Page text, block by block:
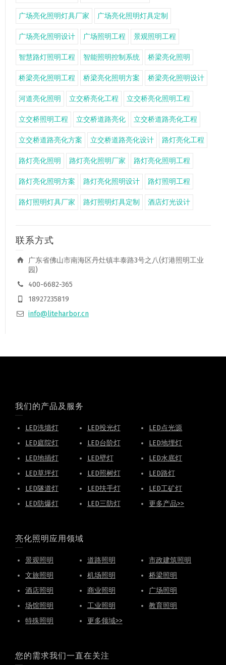
广场亮化照明灯具厂家 广场亮化照明灯具定制
广场亮化照明设计 广场照明工程 景观照明工程
智慧路灯照明工程 智能照明控制系统 桥梁亮化照明
桥梁亮化照明工程 桥梁亮化照明方案 桥梁亮化照明设计
河道亮化照明 立交桥亮化工程 立交桥亮化照明工程
立交桥照明工程 立交桥道路亮化 立交桥道路亮化工程
立交桥道路亮化方案 立交桥道路亮化设计 路灯亮化工程
路灯亮化照明 路灯亮化照明厂家 路灯亮化照明工程
路灯亮化照明方案 路灯亮化照明设计 路灯照明工程
路灯照明灯具厂家 路灯照明灯具定制 酒店灯光设计
联系方式
广东省佛山市南海区丹灶镇丰泰路3号之八(灯港照明工业
园)
400-6682-365
18927235819
info@liteharbor.cn
我们的产品及服务
LED洗墙灯 LED投光灯
LED点光源
LED庭院灯
LED台阶灯
LED地埋灯
LED地插灯
LED壁灯
LED水底灯
LED草坪灯
LED照树灯
LED路灯
LED隧道灯
LED扶手灯
LED工矿灯
LED防爆灯
LED三防灯 更多产品>>
亮化照明应用领域
景观照明 道路照明
市政建筑照明
文旅照明
机场照明
桥梁照明
酒店照明
商业照明
广场照明
场馆照明
工业照明
教育照明
特殊照明
更多领域>>
您的需求我们一直在关注